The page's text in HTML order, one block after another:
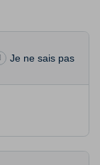
Je ne sais pas